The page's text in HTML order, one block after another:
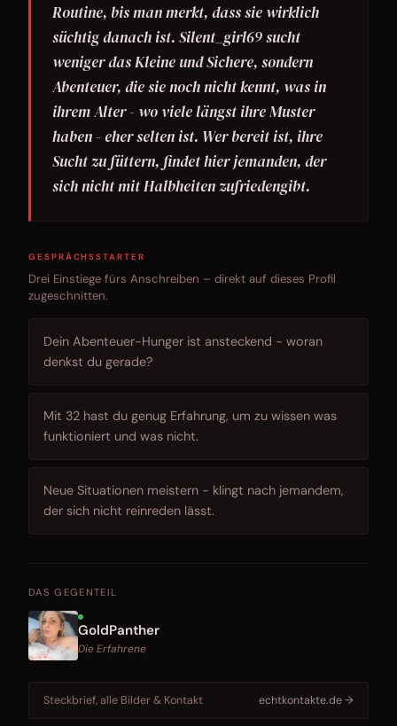
Routine, bis man merkt, dass sie wirklich
süchtig danach ist. Silent_girl69 sucht
weniger das Kleine und Sichere, sondern
Abenteuer, die sie noch nicht kennt, was in
ihrem Alter - wo viele längst ihre Muster
haben - eher selten ist. Wer bereit ist, ihre
Sucht zu füttern, findet hier jemanden, der
sich nicht mit Halbheiten zufriedengibt.
GESPRÄCHSSTARTER
Drei Einstiege fürs Anschreiben – direkt auf dieses Profil
zugeschnitten.
Dein Abenteuer-Hunger ist ansteckend - woran
denkst du gerade?
Mit 32 hast du genug Erfahrung, um zu wissen was
funktioniert und was nicht.
Neue Situationen meistern - klingt nach jemandem,
der sich nicht reinreden lässt.
DAS GEGENTEIL
GoldPanther
Die Erfahrene
Steckbrief, alle Bilder & Kontakt echtkontakte.de →